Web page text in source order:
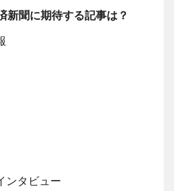
新聞に期待する記事は？
ンタビュー